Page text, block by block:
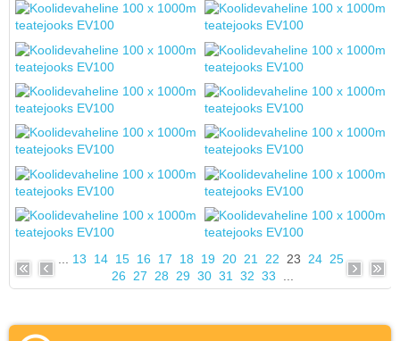
13 14 15 16 17 18 19 20 21 22 23 24 25
26
27 28 29 30 31 32 33